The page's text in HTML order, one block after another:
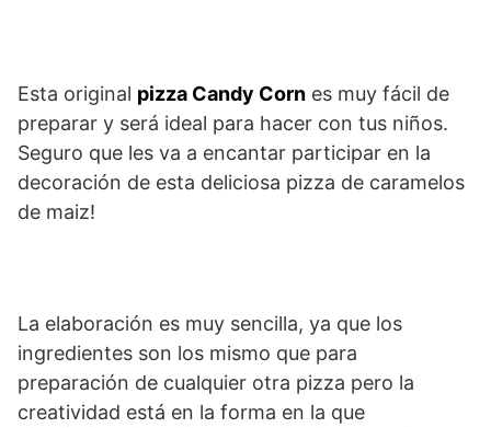
Esta original pizza Candy Corn es muy fácil de
preparar y será ideal para hacer con tus niños.
Seguro que les va a encantar participar en la
decoración de esta deliciosa pizza de caramelos
de maiz!
La elaboración es muy sencilla, ya que los
ingredientes son los mismo que para
preparación de cualquier otra pizza pero la
creatividad está en la forma en la que